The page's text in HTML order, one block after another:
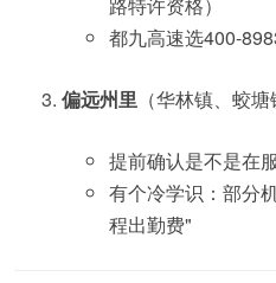
都九高速选400-
偏远州里 （华林镇、蛟塘
提前确认是不是在
有个冷学识：部分
程出勤费"